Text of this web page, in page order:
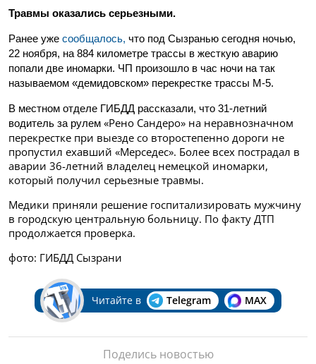
Травмы оказались серьезными.
Ранее уже сообщалось, что под Сызранью сегодня ночью,
22 ноября, на 884 километре трассы в жесткую аварию
попали две иномарки. ЧП произошло в час ночи на так
называемом «демидовском» перекрестке трассы М-5.
В местном отделе ГИБДД рассказали, что 31-летний
водитель за рулем «Рено Сандеро» на неравнозначном
перекрестке при выезде со второстепенно дороги не
пропустил ехавший «Мерседес». Более всех пострадал в
аварии 36-летний владелец немецкой иномарки,
который получил серьезные травмы.
Медики приняли решение госпитализировать мужчину
в городскую центральную больницу. По факту ДТП
продолжается проверка.
фото: ГИБДД Сызрани
Читайте в Telegram MAX
Поделись новостью